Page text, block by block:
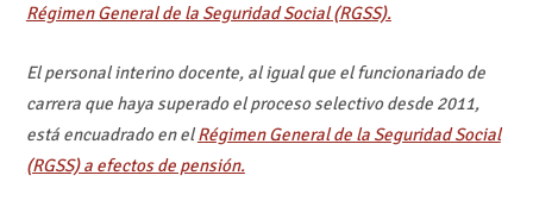
Régimen General de la Seguridad Social (RGSS).
El personal interino docente, al igual que el funcionariado de
carrera que haya superado el proceso selectivo desde 2011,
está encuadrado en elRégimen General de la Seguridad Social
(RGSS) a efectos de pensión.